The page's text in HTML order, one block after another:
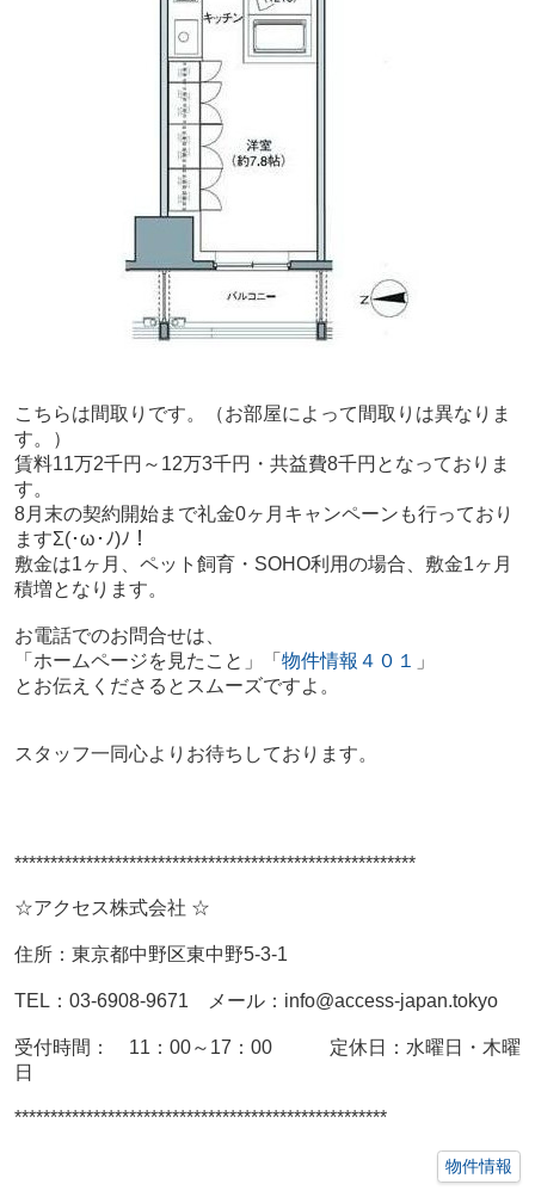
こちらは間取りです。（お部屋によって間取りは異なりま
す。）
賃料11万2千円～12万3千円・共益費8千円となっておりま
す。
8月末の契約開始まで礼金0ヶ月キャンペーンも行っており
ますΣ(･ω･ﾉ)ﾉ！
敷金は1ヶ月、ペット飼育・SOHO利用の場合、敷金1ヶ月
積増となります。
お電話でのお問合せは、
「ホームページを見たこと」「 物件情報４０１
」
とお伝えくださるとスムーズですよ。
スタッフ一同心よりお待ちしております。
********************************************************
☆アクセス株式会社 ☆
住所：東京都中野区東中野5-3-1
TEL： 03-6908-9671 メール： info@access-japan.tokyo
受付時間： 11：00～17：00 定休日：水曜日・木曜
日
****************************************************
物件情報